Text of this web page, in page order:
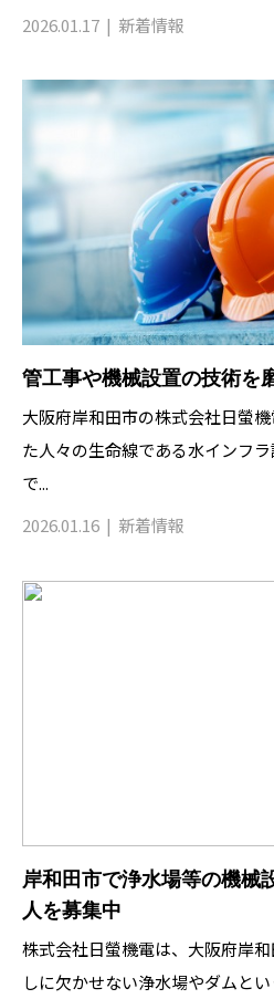
2026.01.17
新着情報
管工事や機械設置の技術を
大阪府岸和田市の株式会社日螢
た人々の生命線である水インフ
で...
2026.01.16
新着情報
岸和田市で浄水場等の機械
人を募集中
株式会社日螢機電は、大阪府岸
しに欠かせない浄水場やダムと